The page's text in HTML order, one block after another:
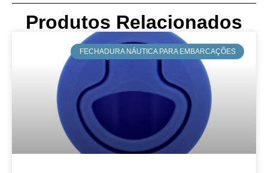
Produtos Relacionados
​FECHADURA NÁUTICA PARA EMBARCAÇÕES